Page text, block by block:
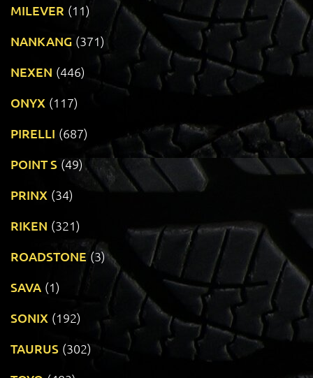
MILEVER (11)
NANKANG (371)
NEXEN (446)
ONYX (117)
PIRELLI (687)
POINT S (49)
PRINX (34)
RIKEN (321)
ROADSTONE (3)
SAVA (1)
SONIX (192)
TAURUS (302)